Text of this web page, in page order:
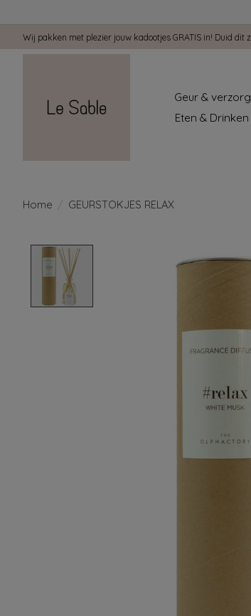
Wij pakken met plezier jouw kadootjes GRATIS in! Duid dit
Geur &
Eten & Drinken
Home / GEURSTOKJES RELAX